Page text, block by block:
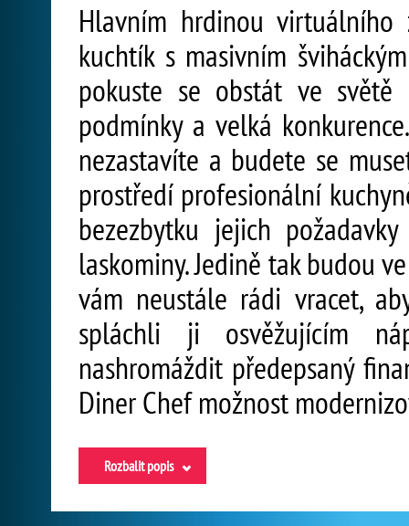
Hlavním hrdinou virtuálního
kuchtík s masivním
pokuste se obstát ve
podmínky a velká
nezastavíte a budete se
prostředí profesionální
bezezbytku jejich
laskominy. Jedině tak budou
vám neustále rádi vracet,
spláchli ji osvěžujícím
nashromáždit předepsaný
Diner Chef možnost
Rozbalit popis